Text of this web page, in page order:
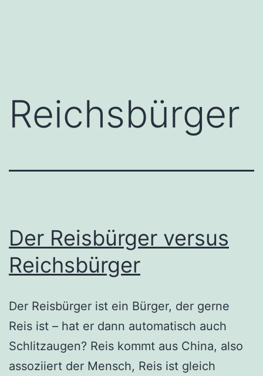
Reichsbürger
Der Reisbürger versus
Reichsbürger
Der Reisbürger ist ein Bürger, der gerne
Reis ist – hat er dann automatisch auch
Schlitzaugen? Reis kommt aus China, also
assoziiert der Mensch, Reis ist gleich